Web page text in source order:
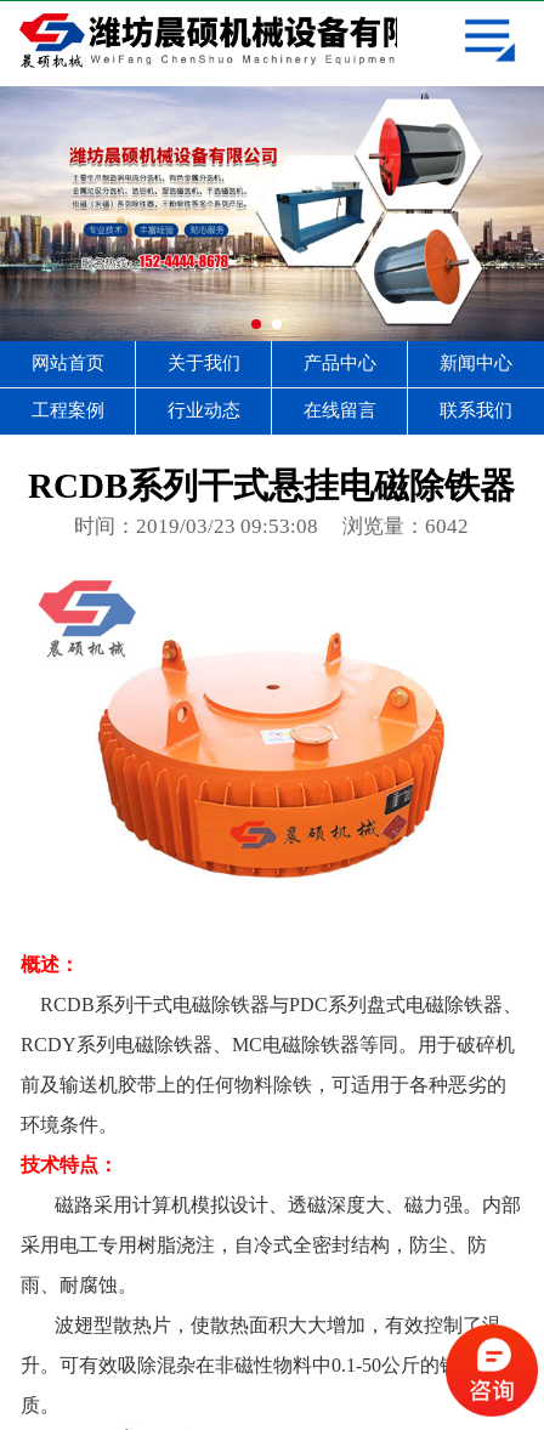
网站首页
关于我们
产品中心
新闻中心
工程案例
行业动态
在线留言
联系我们
网站首页 关于我们 产品中心 新闻中心
工程案例 行业动态 在线留言 联系我们
RCDB系列干式悬挂电磁除铁器
时间：2019/03/23 09:53:08 浏览量：6042
概述：
RCDB系列干式电磁除铁器与PDC系列盘式电磁除铁器、
RCDY系列电磁除铁器、MC电磁除铁器等同。用于破碎机
前及输送机胶带上的任何物料除铁，可适用于各种恶劣的
环境条件。
技术特点：
磁路采用计算机模拟设计、透磁深度大、磁力强。内部
采用电工专用树脂浇注，自冷式全密封结构，防尘、防
雨、耐腐蚀。
波翅型散热片，使散热面积大大增加，有效控制了温
升。可有效吸除混杂在非磁性物料中0.1-50公斤的铁磁性物
质。